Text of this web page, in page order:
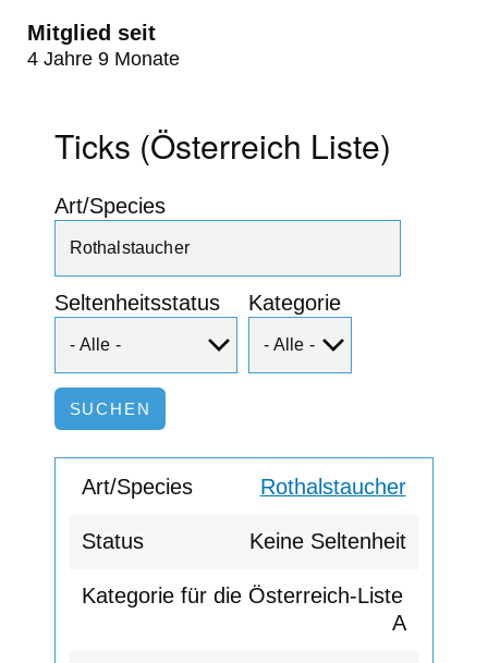
Mitglied seit
4 Jahre 9 Monate
Ticks (Österreich Liste)
Art/Species
Seltenheitsstatus Kategorie
Rothalstaucher
Keine Seltenheit
A